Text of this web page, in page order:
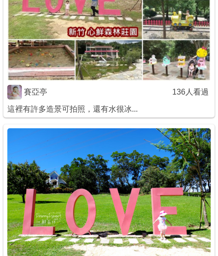
最新留言
商家合作
推薦景點
討論區
APP下載
賽亞亭 136人看過
這裡有許多造景可拍照，還有水很冰...